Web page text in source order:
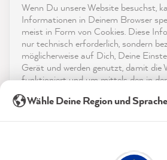
Service
Kontakt
Wenn Du unsere Website besuchst,
Informationen in Deinem Browser
meist in Form von Cookies. Diese
nur technisch erforderlich, sondern
möglicherweise auf Dich, Deine
Gerät und werden genutzt, damit die
funktioniert und um mittels den in der
der Webseite für deren Optimierung
(jederzeit widerruflich) diesen
reviews-
Verifizierter Kunde
MissPompadour Farbkarten-
Entscheidungshilfe. Denn
Wähle Deine Region und Sprache